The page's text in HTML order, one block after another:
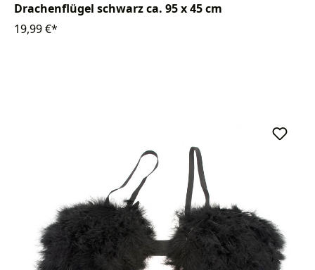
Drachenflügel schwarz ca. 95 x 45 cm
19,99 €*